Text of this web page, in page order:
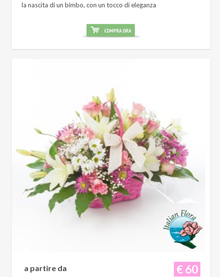
la nascita di un bimbo, con un tocco di eleganza
€ 60
a partire da